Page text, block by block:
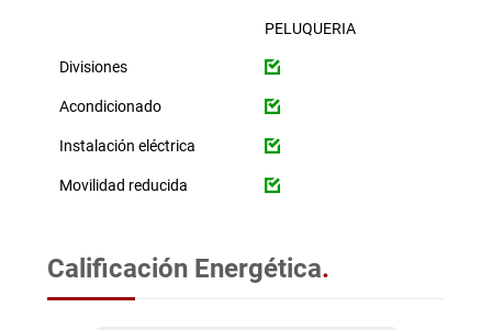
PELUQUERIA
Divisiones
Acondicionado
Instalación eléctrica
Movilidad reducida
Calificación Energética.